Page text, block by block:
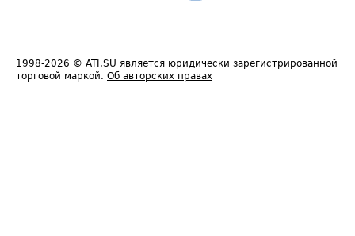
1998-2026 © ATI.SU является юридически зарегистрированной
торговой маркой. Об авторских правах